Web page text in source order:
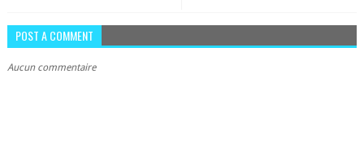
POST A COMMENT
Aucun commentaire